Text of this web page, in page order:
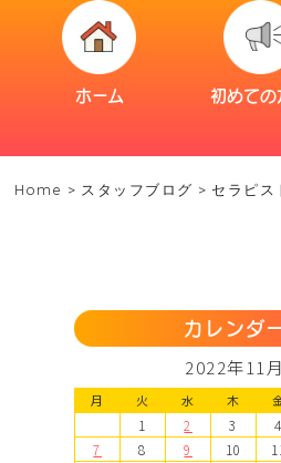
ホーム 初めての
Home > スタッフブログ > セラピス
カレンダー
2022年11月
月 火 水 木
1 2 3 4
7
8 9 10